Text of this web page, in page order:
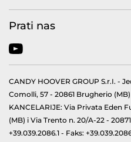
Prati nas
CANDY HOOVER GROUP S.r.I. -
Comolli, 57 - 20861 Brugherio
KANCELARIJE: Via Privata Eden
(MB) i Via Trento n. 20/A-22 -
+39.039.2086.1 - Faks: